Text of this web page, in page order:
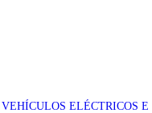
ELÉCTRICOS E